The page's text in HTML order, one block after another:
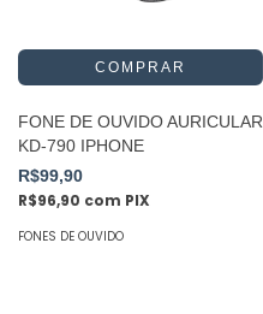
FONE DE OUVIDO AURICULAR
KD-790 IPHONE
R$99,90
R$96,90 com PIX
FONES DE OUVIDO